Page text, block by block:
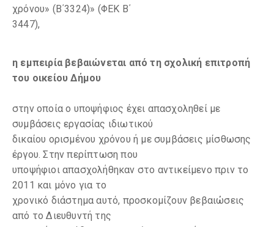
χρόνου» (Β΄3324)» (ΦΕΚ Β΄
3447),
η εμπειρία βεβαιώνεται από τη σχολική επιτροπή
του οικείου Δήμου
στην οποία ο υποψήφιος έχει απασχοληθεί με
συμβάσεις εργασίας ιδιωτικού
δικαίου ορισμένου χρόνου ή με συμβάσεις μίσθωσης
έργου. Στην περίπτωση που
υποψήφιοι απασχολήθηκαν στο αντικείμενο πριν το
2011 και μόνο για το
χρονικό διάστημα αυτό, προσκομίζουν βεβαιώσεις
από το Διευθυντή της